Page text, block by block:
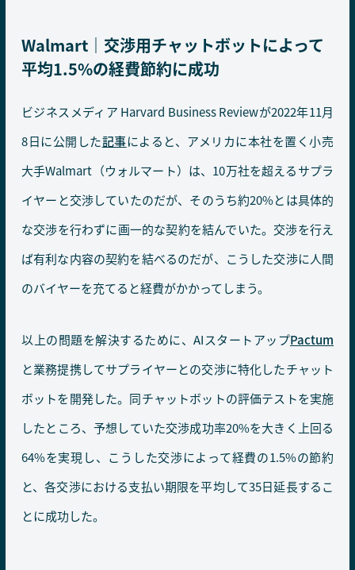
Walmart｜交渉用チャットボットによって
平均1.5%の経費節約に成功
ビジネスメディア Harvard Business Reviewが2022年11月
8日に公開した記事によると、アメリカに本社を置く小売
大手Walmart（ウォルマート）は、10万社を超えるサプラ
イヤーと交渉していたのだが、そのうち約20%とは具体的
な交渉を行わずに画一的な契約を結んでいた。交渉を行え
ば有利な内容の契約を結べるのだが、こうした交渉に人間
のバイヤーを充てると経費がかかってしまう。
以上の問題を解決するために、AIスタートアップPactum
と業務提携してサプライヤーとの交渉に特化したチャット
ボットを開発した。同チャットボットの評価テストを実施
したところ、予想していた交渉成功率20%を大きく上回る
64%を実現し、こうした交渉によって経費の1.5%の節約
と、各交渉における支払い期限を平均して35日延長するこ
とに成功した。